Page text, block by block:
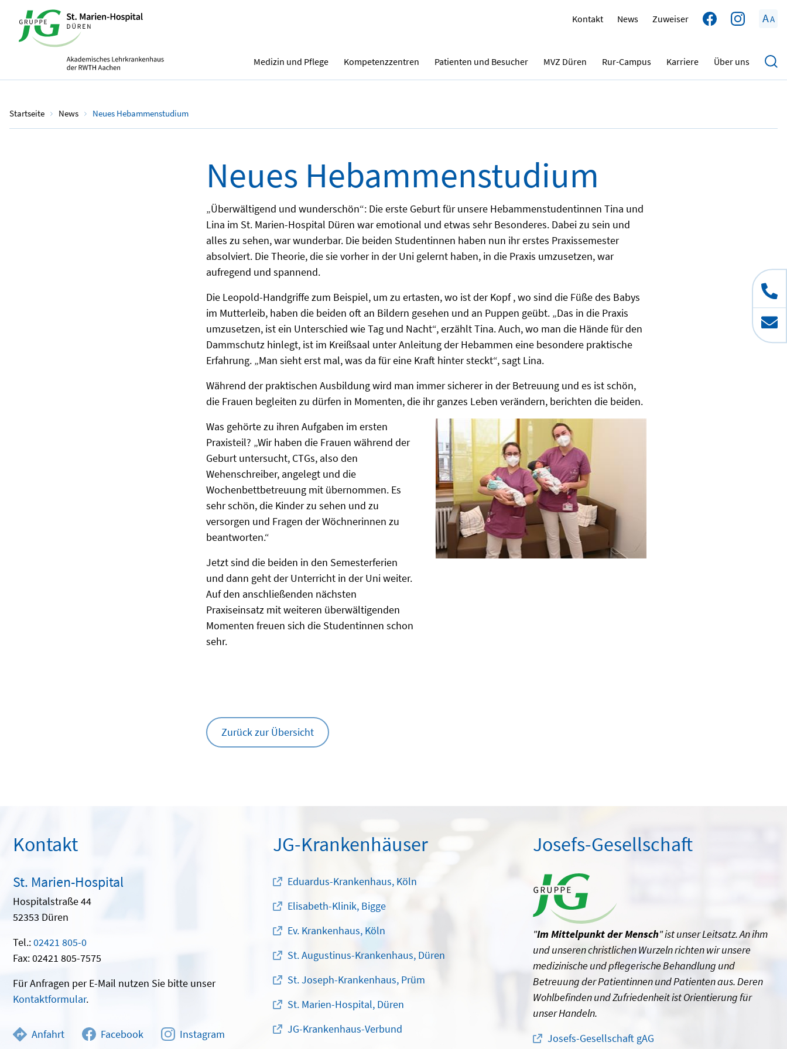
Kontakt News Zuweiser AA
Medizin und Pflege Kompetenzzentren Patienten und Besucher MVZ Düren Rur-Campus Karriere Über uns
Startseite News Neues Hebammenstudium
16.02.2022
Neues Hebammenstudium
„Überwältigend und wunderschön“: Die erste Geburt für unsere Hebammenstudentinnen Tina und
Lina im St. Marien-Hospital Düren war emotional und etwas sehr Besonderes. Dabei zu sein und
alles zu sehen, war wunderbar. Die beiden Studentinnen haben nun ihr erstes Praxissemester
absolviert. Die Theorie, die sie vorher in der Uni gelernt haben, in die Praxis umzusetzen, war
aufregend und spannend.
Die Leopold-Handgriffe zum Beispiel, um zu ertasten, wo ist der Kopf , wo sind die Füße des Babys
im Mutterleib, haben die beiden oft an Bildern gesehen und an Puppen geübt. „Das in die Praxis
umzusetzen, ist ein Unterschied wie Tag und Nacht“, erzählt Tina. Auch, wo man die Hände für den
Dammschutz hinlegt, ist im Kreißsaal unter Anleitung der Hebammen eine besondere praktische
Erfahrung. „Man sieht erst mal, was da für eine Kraft hinter steckt“, sagt Lina.
Während der praktischen Ausbildung wird man immer sicherer in der Betreuung und es ist schön,
die Frauen begleiten zu dürfen in Momenten, die ihr ganzes Leben verändern, berichten die beiden.
Was gehörte zu ihren Aufgaben im ersten
Praxisteil? „Wir haben die Frauen während der
Geburt untersucht, CTGs, also den
Wehenschreiber, angelegt und die
Wochenbettbetreuung mit übernommen. Es
sehr schön, die Kinder zu sehen und zu
versorgen und Fragen der Wöchnerinnen zu
beantworten.“
Jetzt sind die beiden in den Semesterferien
und dann geht der Unterricht in der Uni weiter.
Auf den anschließenden nächsten
Praxiseinsatz mit weiteren überwältigenden
Momenten freuen sich die Studentinnen schon
sehr.
Zurück zur Übersicht
Kontakt
St. Marien-Hospital
Hospitalstraße 44
52353 Düren
Tel.:02421 805-0
Fax: 02421 805-7575
Für Anfragen per E-Mail nutzen Sie bitte unser
Kontaktformular.
Anfahrt Facebook Instagram
JG-Krankenhäuser
Eduardus-Krankenhaus, Köln
Elisabeth-Klinik, Bigge
Ev. Krankenhaus, Köln
St. Augustinus-Krankenhaus, Düren
St. Joseph-Krankenhaus, Prüm
St. Marien-Hospital, Düren
JG-Krankenhaus-Verbund
Josefs-Gesellschaft
"Im Mittelpunkt der Mensch" ist unser Leitsatz. An ihm
und unseren christlichen Wurzeln richten wir unsere
medizinische und pflegerische Behandlung und
Betreuung der Patientinnen und Patienten aus. Deren
Wohlbefinden und Zufriedenheit ist Orientierung für
unser Handeln.
Josefs-Gesellschaft gAG